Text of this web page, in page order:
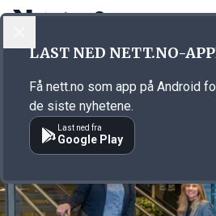
Annonsørinnhold
LAST NED NETT.NO-
Få nett.no som app på Android
de siste nyhetene.
Last ned fra
Google Play